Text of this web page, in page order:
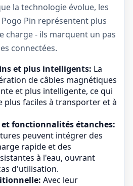
la technologie évolue, les
Pin représentent plus
charge - ils marquent un pas
connectées.
et plus intelligents: La
de câbles magnétiques
et plus intelligente, ce qui
plus faciles à transporter et à
et fonctionnalités étanches:
peuvent intégrer des
rapide et des
à l'eau, ouvrant
d'utilisation.
Avec leur